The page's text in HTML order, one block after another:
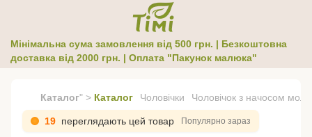
Мінімальна сума замовлення від 500 грн. | Безкоштовна
доставка від 2000 грн. | Оплата "Пакунок малюка"
Каталог" > Каталог Чоловічки Чоловічок з начосом
19 переглядають цей товар Популярно зараз